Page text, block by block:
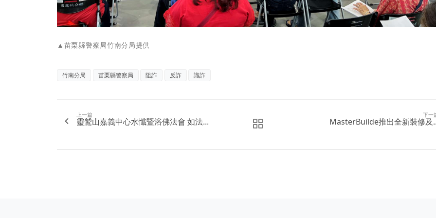
▲苗栗縣警察局竹南分局提供
竹南分局 苗栗縣警察局 阻詐 反詐 識詐
上一篇
靈鷲山嘉義中心水懺暨浴佛法會 如法...
下一
MasterBuilde推出全新裝修及